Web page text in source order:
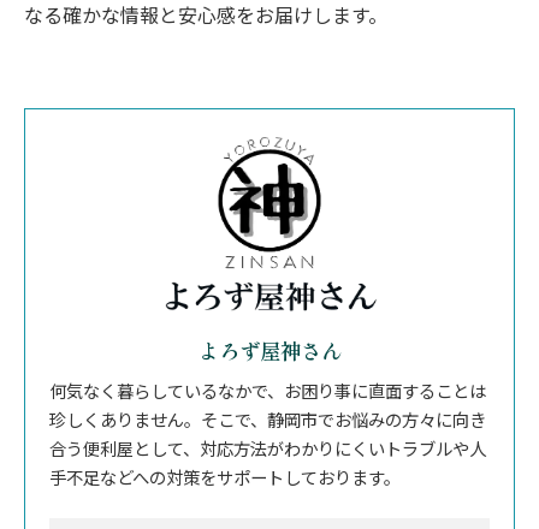
なる確かな情報と安心感をお届けします。
よろず屋神さん
何気なく暮らしているなかで、お困り事に直面することは
珍しくありません。そこで、静岡市でお悩みの方々に向き
合う便利屋として、対応方法がわかりにくいトラブルや人
手不足などへの対策をサポートしております。